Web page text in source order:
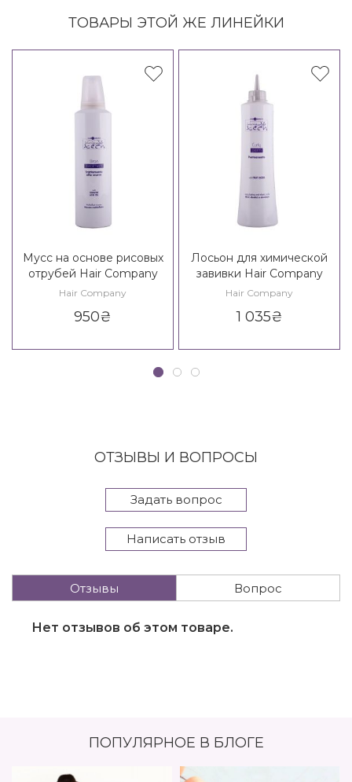
ТОВАРЫ ЭТОЙ ЖЕ ЛИНЕЙКИ
Мусс на основе рисовых
отрубей Hair Company
Inimitable Tech Bran
Hair Company
950₴
Лосьон для химической
завивки Hair Company
Inimitable Tech Curly Perm
Hair Company
1 035₴
ОТЗЫВЫ И ВОПРОСЫ
Задать вопрос
Написать отзыв
Отзывы Вопрос
Нет отзывов об этом товаре.
ПОПУЛЯРНОЕ В БЛОГЕ